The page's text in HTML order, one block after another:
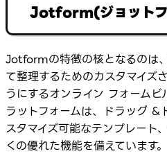
Jotform(ジョットフ
Jotformの特徴の核となるのは
て整理するためのカスタマイズ
うにするオンライン フォーム
ラットフォームは、ドラッグ &
スタマイズ可能なテンプレート
くの優れた機能を備えています。